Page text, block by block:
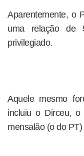
Aparentemente, o
uma relação de
privilegiado.
Aquele mesmo
incluiu o Dirceu,
mensalão (o do